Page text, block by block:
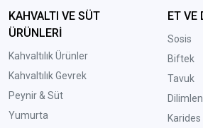
KAHVALTI VE SÜT
ÜRÜNLERİ
Kahvaltılık Ürünler
Kahvaltılık Gevrek
Peynir & Süt
Yumurta
ET VE
Sosis
Biftek
Tavuk
Karides